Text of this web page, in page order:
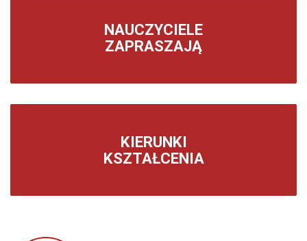
NAUCZYCIELE
ZAPRASZAJĄ
KIERUNKI
KSZTAŁCENIA